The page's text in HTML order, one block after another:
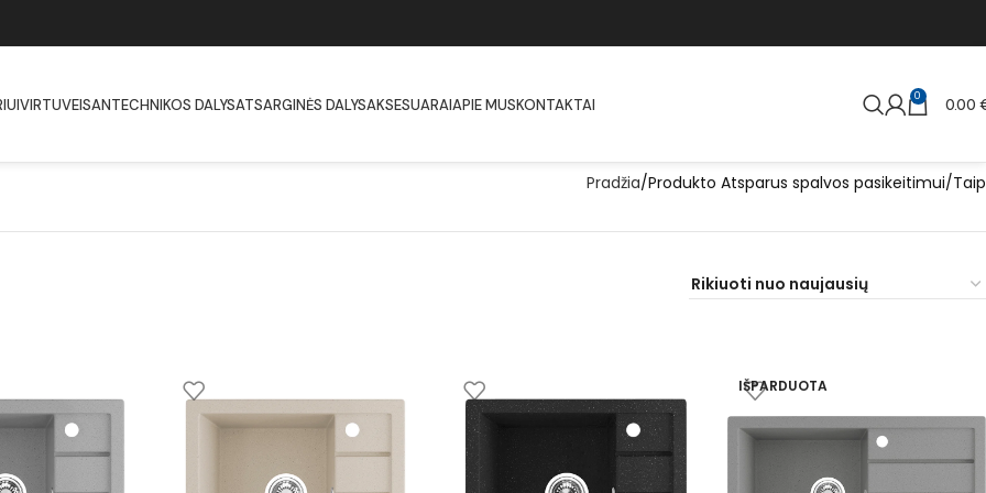
VIRTUVEISANTECHNIKOS DALYSATSARGINĖS DALYSAKSESUARAIAPIE MUSKONTAKTAI 0 0.00
Pradžia Produkto Atsparus spalvos pasikeitimui Taip
IŠPARDUOTA